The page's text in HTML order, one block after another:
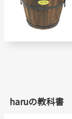
haruの教科書